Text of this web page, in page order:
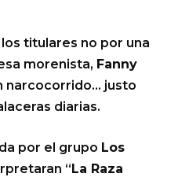
titulares no por una
morenista, Fanny
narcocorrido… justo
diarias.
por el grupo Los
“La Raza